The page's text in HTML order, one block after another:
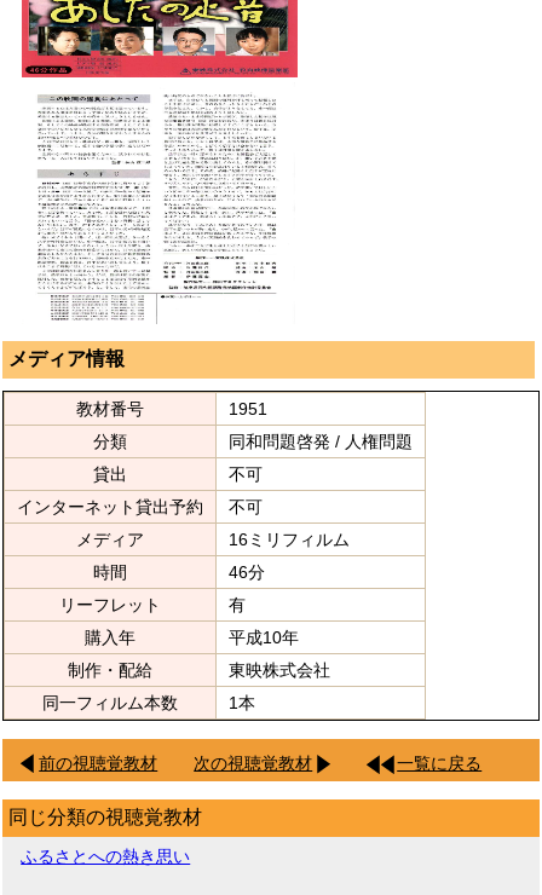
メディア情報
教材番号
1951
分類
同和問題啓発 / 人権問題
貸出
不可
インターネット貸出予約
不可
メディア
16ミリフィルム
時間
46分
リーフレット
有
購入年
平成10年
制作・配給
東映株式会社
同一フィルム本数
1本
前の視聴覚教材 次の視聴覚教材 一覧に戻る
同じ分類の視聴覚教材
ふるさとへの熱き思い